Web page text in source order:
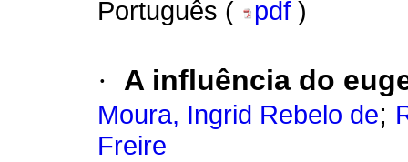
Português (
pdf )
· A influência do
Moura, Ingrid Rebelo de;
Freire